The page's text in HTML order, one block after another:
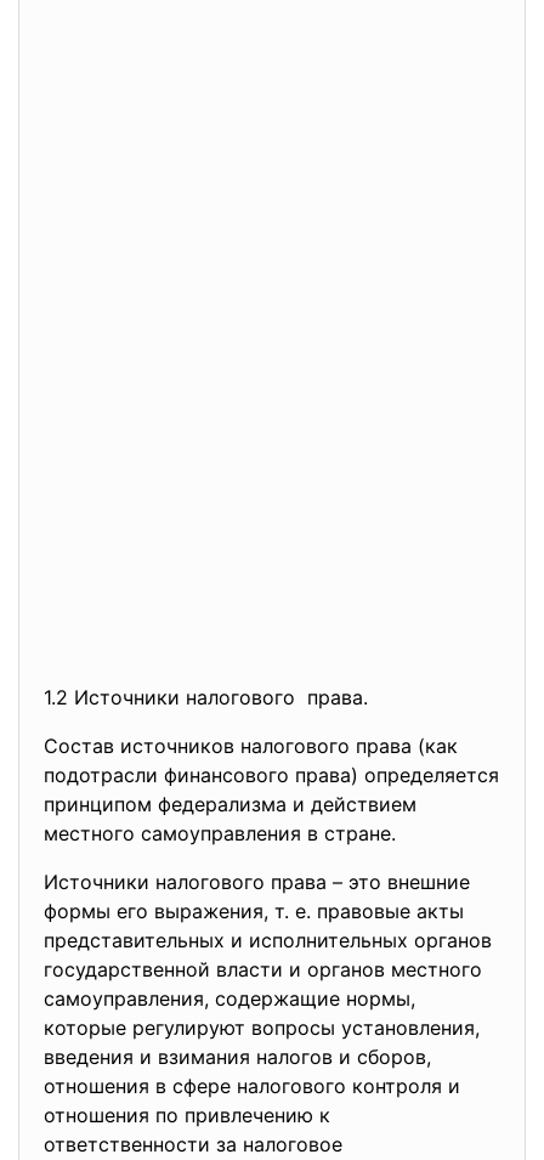
1.2 Источники налогового права.
Состав источников налогового права (как
подотрасли финансового права) определяется
принципом федерализма и действием
местного самоуправления в стране.
Источники налогового права – это внешние
формы его выражения, т. е. правовые акты
представительных и исполнительных органов
государственной власти и органов местного
самоуправления, содержащие нормы,
которые регулируют вопросы установления,
введения и взимания налогов и сборов,
отношения в сфере налогового контроля и
отношения по привлечению к
ответственности за налоговое